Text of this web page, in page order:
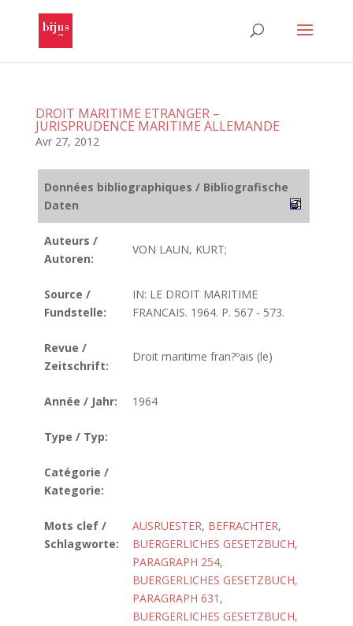
DROIT MARITIME ETRANGER –
JURISPRUDENCE MARITIME ALLEMANDE
Avr 27, 2012
Données bibliographiques / Bibliografische
Daten
Auteurs /
Autoren:
VON LAUN, KURT;
Source /
Fundstelle:
IN: LE DROIT MARITIME
FRANCAIS. 1964. P. 567 - 573.
Revue /
Zeitschrift:
Droit maritime fran?ºais (le)
Année / Jahr: 1964
Type / Typ:
Catégorie /
Kategorie:
Mots clef /
Schlagworte:
AUSRUESTER, BEFRACHTER,
BUERGERLICHES GESETZBUCH,
PARAGRAPH 254,
BUERGERLICHES GESETZBUCH,
PARAGRAPH 631 ,
BUERGERLICHES GESETZBUCH,